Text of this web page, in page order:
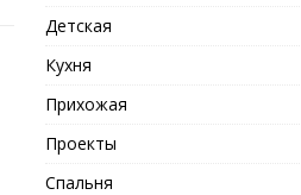
Детская
Кухня
Прихожая
Проекты
Спальня